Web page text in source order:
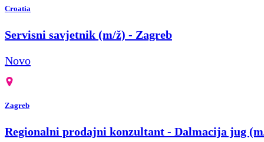
Croatia
Servisni savjetnik (m/ž) - Zagreb
Novo
Zagreb
Regionalni prodajni konzultant - Dalmacija jug